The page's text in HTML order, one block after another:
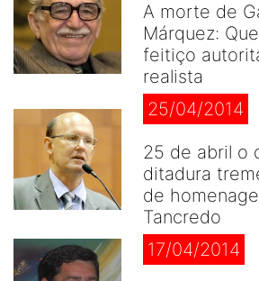
A morte de
Márquez:
feitiço
realista
25/04/2014
25 de abril o
ditadura
de
Tancredo
17/04/2014